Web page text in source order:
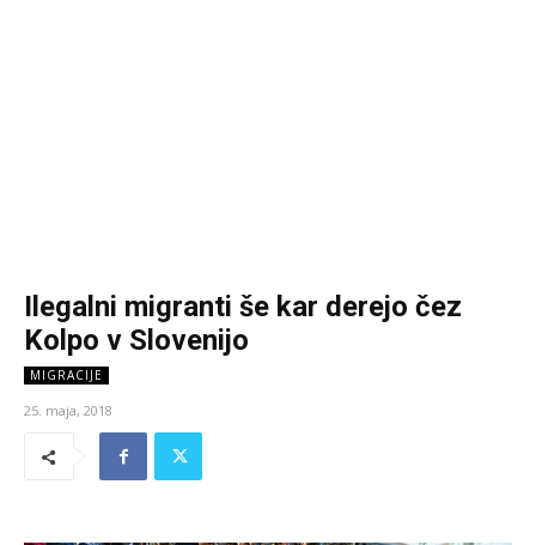
Ilegalni migranti še kar derejo čez
Kolpo v Slovenijo
MIGRACIJE
25. maja, 2018